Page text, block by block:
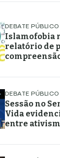
DEBATE PÚBLICO
Islamofobia
relatório de
DEBATE PÚBLICO
Sessão no
Vida
entre